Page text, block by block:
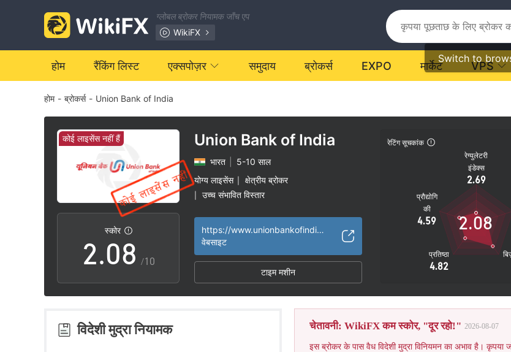
ग्लोबल ब्रोकर नियामक जाँच एप
WikiFX
Switch to
होम रैंकिंग लिस्ट एक्सपोज़र समुदाय ब्रोकर्स EXPO मार्केट VPS
होम - ब्रोकर्स - Union Bank of India
कोई लाइसेंस नहीं हैं
स्कोर
0
1
2
3
4
.0
1
2
2
3
4
5
6
7
8
9
/10
Union Bank of India
भारत
5-10 साल
योग्य लाइसेंस
क्षेत्रीय ब्रोकर
उच्च संभावित विस्तार
https://www.unionbankofindia.co.in/Hindi/homeHindi.aspx
वेबसाइट
टाइम मशीन
रेटिंग सूचकांक
रेग्युलेटरी
इंडेक्स
2.69
प्रौद्योगि
की
4.59
प्रतिष्ठा
4.82
2.08
विदेशी मुद्रा नियामक चेतावनी: WikiFX कम स्कोर, "दूर रहो!" 2026-08-07
इस ब्रोकर के पास वैध विदेशी मुद्रा विनियमन का अभाव है। कृपया